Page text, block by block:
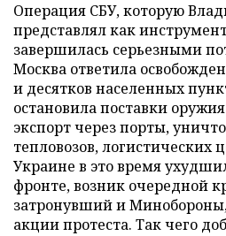
Операция СБУ, которую
представлял как
завершилась серьезными
Москва ответила
и десятков населенных
остановила поставки
экспорт через порты,
тепловозов, логистических
Украине в это время
фронте, возник очередной
затронувший и
акции протеста. Так чего